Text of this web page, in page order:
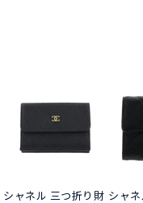
シャネル 三つ折り財 シャ